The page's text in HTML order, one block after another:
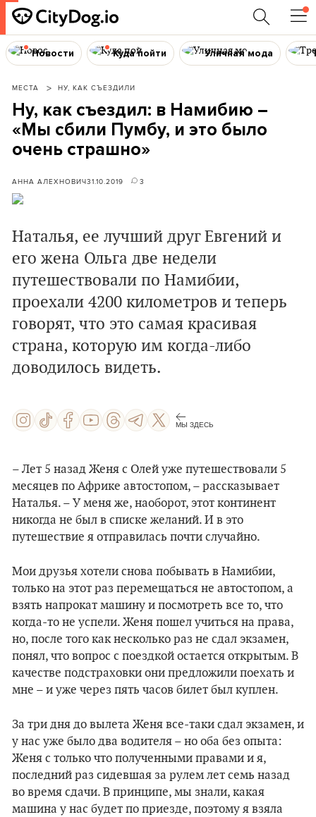
Новости Куда пойти Уличная мода
МЕСТА НУ, КАК СЪЕЗДИЛИ
Ну, как съездил: в Намибию –
«Мы сбили Пумбу, и это было
очень страшно»
АННА АЛЕХНОВИЧ31.10.2019 3
Наталья, ее лучший друг Евгений и
его жена Ольга две недели
путешествовали по Намибии,
проехали 4200 километров и теперь
говорят, что это самая красивая
страна, которую им когда-либо
доводилось видеть.
МЫ ЗДЕСЬ
– Лет 5 назад Женя с Олей уже путешествовали 5
месяцев по Африке автостопом, – рассказывает
Наталья. – У меня же, наоборот, этот континент
никогда не был в списке желаний. И в это
путешествие я отправилась почти случайно.
Мои друзья хотели снова побывать в Намибии,
только на этот раз перемещаться не автостопом, а
взять напрокат машину и посмотреть все то, что
когда-то не успели. Женя пошел учиться на права,
но, после того как несколько раз не сдал экзамен,
понял, что вопрос с поездкой остается открытым. В
качестве подстраховки они предложили поехать и
мне – и уже через пять часов билет был куплен.
За три дня до вылета Женя все-таки сдал экзамен, и
у нас уже было два водителя – но оба без опыта:
Женя с только что полученными правами и я,
последний раз сидевшая за рулем лет семь назад
во время сдачи. В принципе, мы знали, какая
машина у нас будет по приезде, поэтому я взяла